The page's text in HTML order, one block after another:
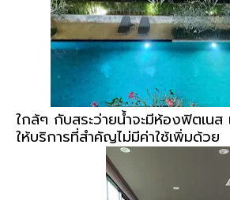
ใกล้ๆ กับสระว่ายน้ำจะมีห้องฟิตเนส
ให้บริการที่สำคัญไม่มีค่าใช้เพิ่มด้วย